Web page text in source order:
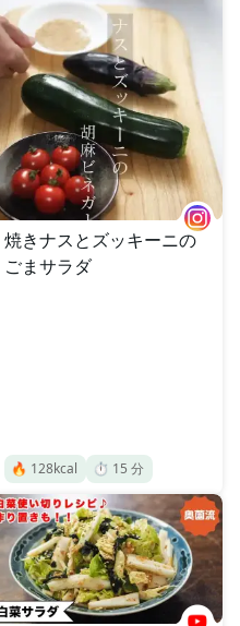
焼きナスとズッキーニの
ごまサラダ
🔥 128kcal ⏱️ 15 分